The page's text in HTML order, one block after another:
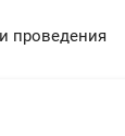
проведения